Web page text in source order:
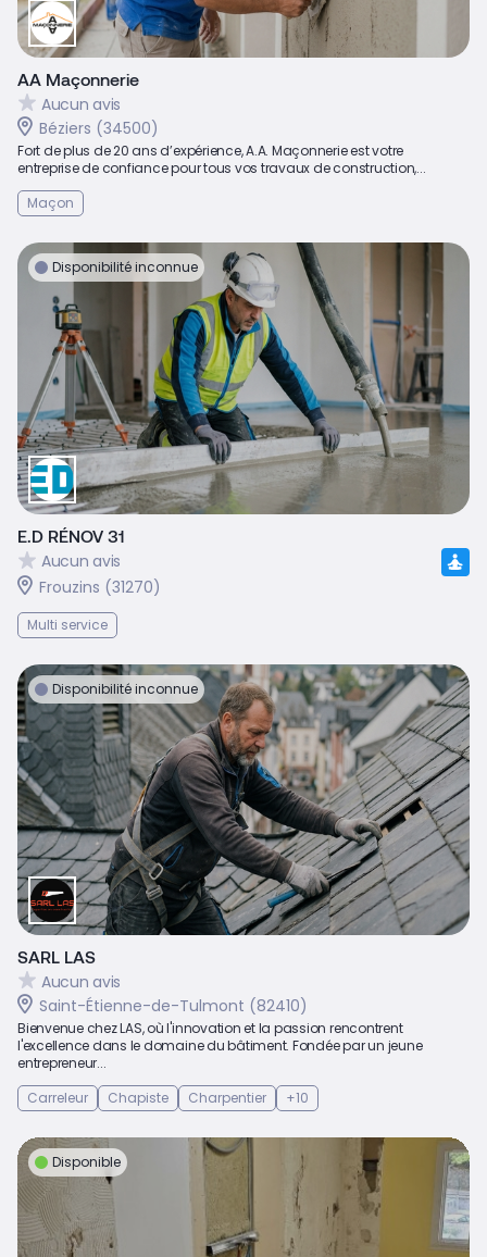
AA Maçonnerie
Aucun avis
Béziers (34500)
Fort de plus de 20 ans d’expérience, A.A. Maçonnerie est votre
entreprise de confiance pour tous vos travaux de construction,...
Maçon
Disponibilité inconnue
E.D RÉNOV 31
Aucun avis
Frouzins (31270)
Multi service
Disponibilité inconnue
SARL LAS
Aucun avis
Saint-Étienne-de-Tulmont (82410)
Bienvenue chez LAS, où l'innovation et la passion rencontrent
l'excellence dans le domaine du bâtiment. Fondée par un jeune
entrepreneur...
Carreleur
Chapiste Charpentier +10
Disponible